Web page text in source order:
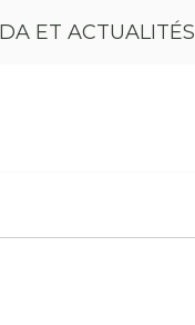
ET ACTUALITÉS